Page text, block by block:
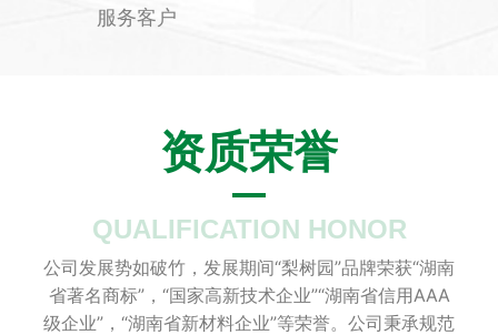
服务客户
资质荣誉
QUALIFICATION HONOR
公司发展势如破竹，发展期间“梨树园”品牌荣获“湖南
省著名商标”，“国家高新技术企业”“湖南省信用AAA
级企业”，“湖南省新材料企业”等荣誉。公司秉承规范